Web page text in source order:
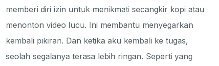
memberi diri izin untuk menikmati secangkir kopi atau
menonton video lucu. Ini membantu menyegarkan
kembali pikiran. Dan ketika aku kembali ke tugas,
seolah segalanya terasa lebih ringan. Seperti yang